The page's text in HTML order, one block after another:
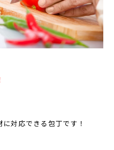
対応できる包丁です！